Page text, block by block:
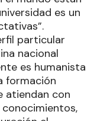
es un
particular
nacional
es humanista
formación
atiendan con